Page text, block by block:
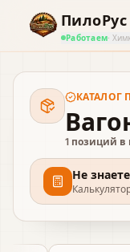
ПилоРус
Работаем·
КАТАЛОГ
1 позиций в
Не